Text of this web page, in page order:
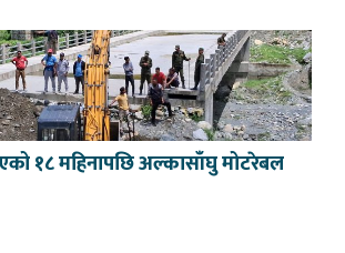
१८ महिनापछि अल्कासाँघु मोटरेबल